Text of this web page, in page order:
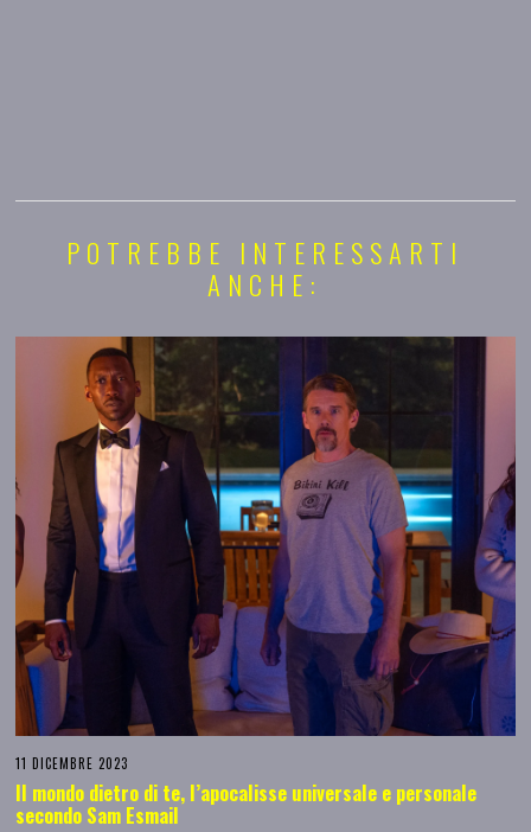
POTREBBE INTERESSARTI
ANCHE:
11 DICEMBRE 2023
Il mondo dietro di te, l’apocalisse universale e personale
secondo Sam Esmail